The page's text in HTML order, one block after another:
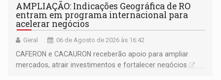
AMPLIAÇÃO: Indicações Geográfica de RO
entram em programa internacional para
acelerar negócios
Geral 06 de Agosto de 2026 às 16:42
CAFERON e CACAURON receberão apoio para ampliar
mercados, atrair investimentos e fortalecer negócios